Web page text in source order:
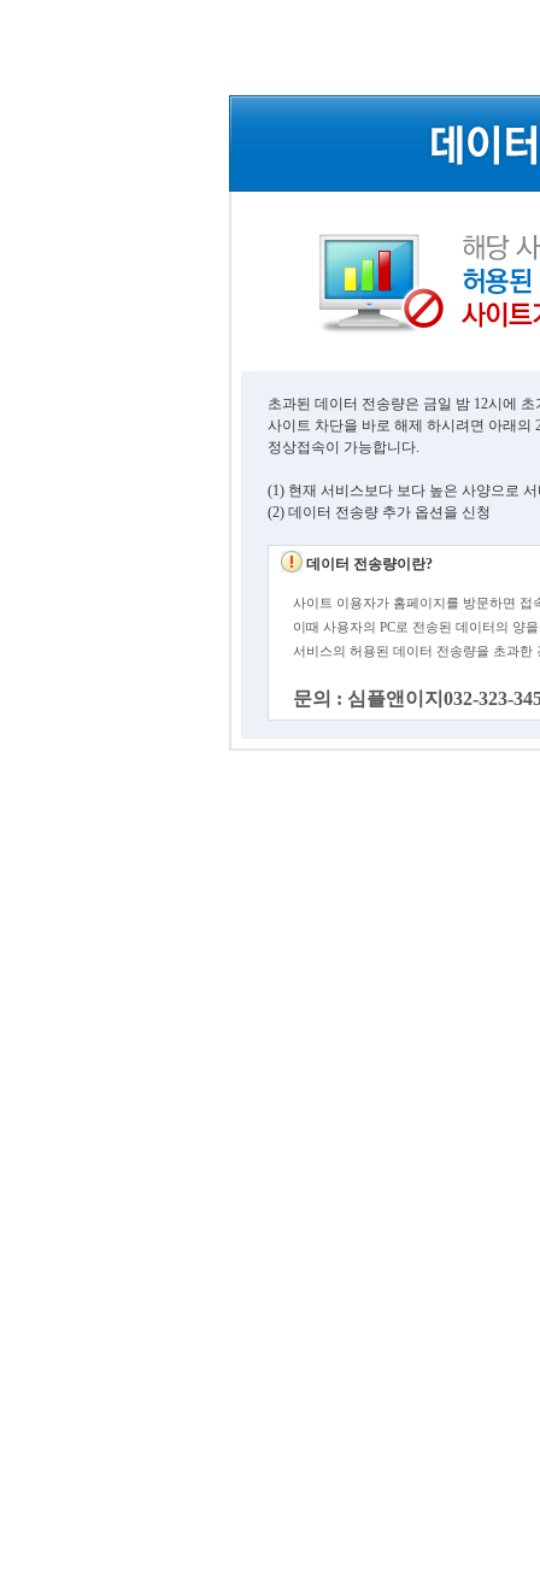
초과된 데이터 전송량은 금일 밤 12시에
사이트 차단을 바로 해제 하시려면 아래의
정상접속이 가능합니다.
(1) 현재 서비스보다 보다 높은 사양으로
(2) 데이터 전송량 추가 옵션을 신청
데이터 전송량이란?
사이트 이용자가 홈페이지를 방문하면 접
이때 사용자의 PC로 전송된 데이터의 양
서비스의 허용된 데이터 전송량을 초과
문의 : 심플앤이지032-323-